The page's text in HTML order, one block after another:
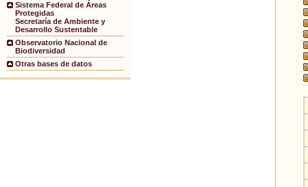
Sistema Federal de Áreas
Protegidas
Secretaría de Ambiente y
Desarrollo Sustentable
Observatorio Nacional de
Biodiversidad
Otras bases de datos